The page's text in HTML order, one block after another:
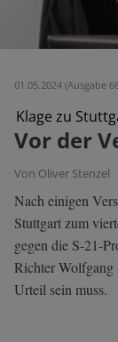
01.05.2024 (Ausgabe
Klage zu
Vor der
Von Oliver Stenzel
Nach einigen
Stuttgart zum
gegen die S-21-
Richter Wolfgang
Urteil sein muss.